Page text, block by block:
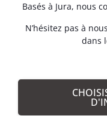
Basés à Jura, nous
N’hésitez pas à
dans